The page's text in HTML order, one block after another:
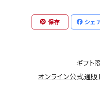
保存 シェ
ギフト
オンライン公式通販